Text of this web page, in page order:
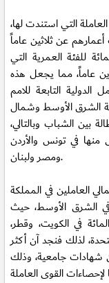
التي استندت لها،
عن ثلاثين عاماً
بالمائة، بينما بلغت النسبة 40.2 بالمائة للفئة العمرية التي
عاماً، مما يجعل هذه
التابعة للامم
الشرق الأوسط وشمال
بين الشباب وبالتالي،
منها في تونس والأردن
ومصر ولبنان.
العاملين في المملكة
في الشرق الأوسط، حيث
في الكويت، وقطر،
لذلك فنجد آن أكثر
شهادات جامعية، وذلك